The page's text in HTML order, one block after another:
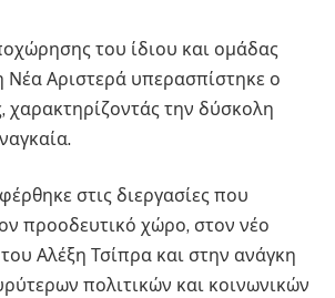
του ίδιου και ομάδας
Νέα Αριστερά υπερασπίστηκε ο
χαρακτηρίζοντάς την δύσκολη
στις διεργασίες που
προοδευτικό χώρο, στον νέο
Αλέξη Τσίπρα και στην ανάγκη
πολιτικών και κοινωνικών